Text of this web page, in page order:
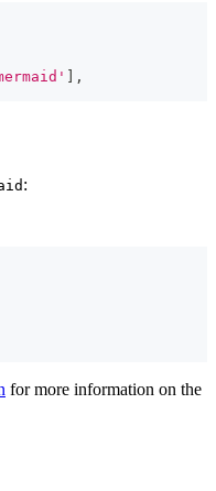
,
:
for more information on the